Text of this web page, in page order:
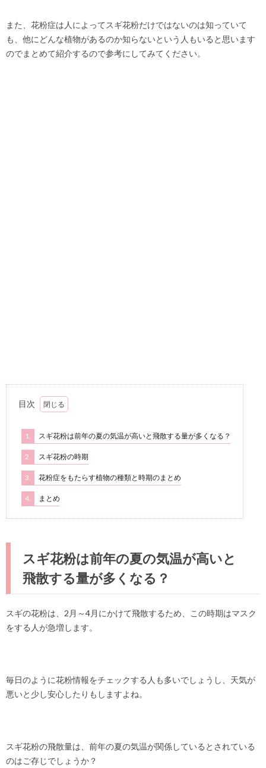
また、花粉症は人によってスギ花粉だけではないのは知っていて
も、他にどんな植物があるのか知らないという人もいると思います
のでまとめて紹介するので参考にしてみてください。
目次
1. スギ花粉は前年の夏の気温が高いと飛散する量が多くなる？
2. スギ花粉の時期
3. 花粉症をもたらす植物の種類と時期のまとめ
4. まとめ
スギ花粉は前年の夏の気温が高いと
飛散する量が多くなる？
スギの花粉は、2月～4月にかけて飛散するため、この時期はマスク
をする人が急増します。
毎日のように花粉情報をチェックする人も多いでしょうし、天気が
悪いと少し安心したりもしますよね。
スギ花粉の飛散量は、前年の夏の気温が関係しているとされている
のはご存じでしょうか？